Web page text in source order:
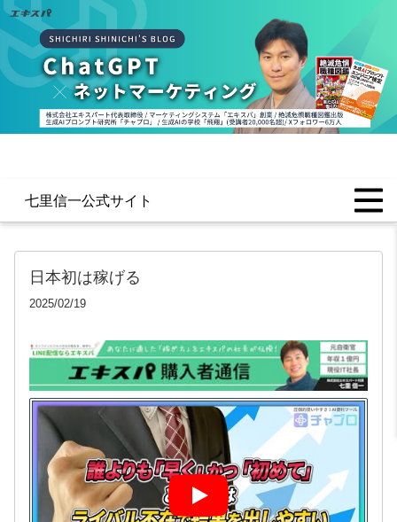
七里信一公式サイト
日本初は稼げる
2025/02/19